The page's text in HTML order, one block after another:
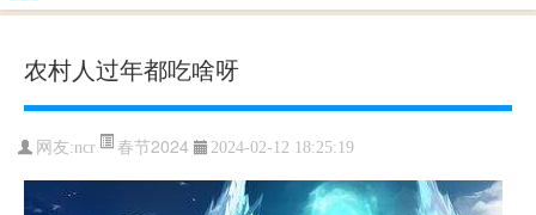
农村人过年都吃啥呀
网友:ncr 春节2024 2024-02-12 18:25:19